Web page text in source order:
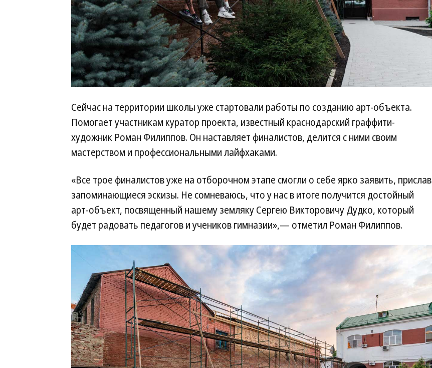
Сейчас на территории школы уже стартовали работы по созданию арт-объекта.
Помогает участникам куратор проекта, известный краснодарский граффити-
художник Роман Филиппов. Он наставляет финалистов, делится с ними своим
мастерством и профессиональными лайфхаками.
«Все трое финалистов уже на отборочном этапе смогли о себе ярко заявить, прислав
запоминающиеся эскизы. Не сомневаюсь, что у нас в итоге получится достойный
арт-объект, посвященный нашему земляку Сергею Викторовичу Дудко, который
будет радовать педагогов и учеников гимназии»,— отметил Роман Филиппов.